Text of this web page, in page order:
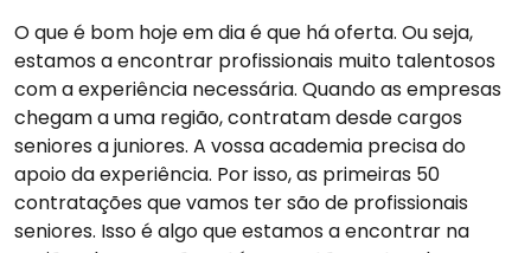
O que é bom hoje em dia é que há oferta. Ou seja,
estamos a encontrar profissionais muito talentosos
com a experiência necessária. Quando as empresas
chegam a uma região, contratam desde cargos
seniores a juniores. A vossa academia precisa do
apoio da experiência. Por isso, as primeiras 50
contratações que vamos ter são de profissionais
seniores. Isso é algo que estamos a encontrar na